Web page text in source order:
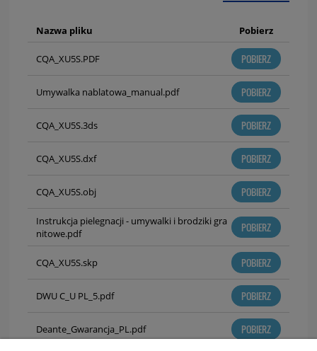
Nazwa pliku Pobierz
CQA_XU5S.PDF POBIERZ
Umywalka nablatowa_manual.pdf POBIERZ
CQA_XU5S.3ds POBIERZ
CQA_XU5S.dxf POBIERZ
CQA_XU5S.obj POBIERZ
Instrukcja pielegnacji - umywalki i brodziki gra
nitowe.pdf
POBIERZ
CQA_XU5S.skp POBIERZ
DWU C_U PL_5.pdf POBIERZ
Deante_Gwarancja_PL.pdf POBIERZ